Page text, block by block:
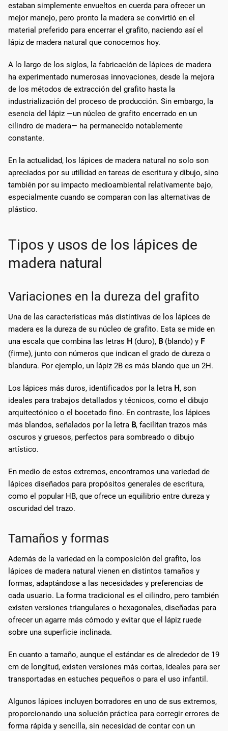
estaban simplemente envueltos en cuerda para ofrecer un
mejor manejo, pero pronto la madera se convirtió en el
material preferido para encerrar el grafito, naciendo así el
lápiz de madera natural que conocemos hoy.
A lo largo de los siglos, la fabricación de lápices de madera
ha experimentado numerosas innovaciones, desde la mejora
de los métodos de extracción del grafito hasta la
industrialización del proceso de producción. Sin embargo, la
esencia del lápiz —un núcleo de grafito encerrado en un
cilindro de madera— ha permanecido notablemente
constante.
En la actualidad, los lápices de madera natural no solo son
apreciados por su utilidad en tareas de escritura y dibujo, sino
también por su impacto medioambiental relativamente bajo,
especialmente cuando se comparan con las alternativas de
plástico.
Tipos y usos de los lápices de
madera natural
Variaciones en la dureza del grafito
Una de las características más distintivas de los lápices de
madera es la dureza de su núcleo de grafito. Esta se mide en
una escala que combina las letras H (duro), B (blando) y F
(firme), junto con números que indican el grado de dureza o
blandura. Por ejemplo, un lápiz 2B es más blando que un 2H.
Los lápices más duros, identificados por la letra H, son
ideales para trabajos detallados y técnicos, como el dibujo
arquitectónico o el bocetado fino. En contraste, los lápices
más blandos, señalados por la letra B, facilitan trazos más
oscuros y gruesos, perfectos para sombreado o dibujo
artístico.
En medio de estos extremos, encontramos una variedad de
lápices diseñados para propósitos generales de escritura,
como el popular HB, que ofrece un equilibrio entre dureza y
oscuridad del trazo.
Tamaños y formas
Además de la variedad en la composición del grafito, los
lápices de madera natural vienen en distintos tamaños y
formas, adaptándose a las necesidades y preferencias de
cada usuario. La forma tradicional es el cilindro, pero también
existen versiones triangulares o hexagonales, diseñadas para
ofrecer un agarre más cómodo y evitar que el lápiz ruede
sobre una superficie inclinada.
En cuanto a tamaño, aunque el estándar es de alrededor de 19
cm de longitud, existen versiones más cortas, ideales para ser
transportadas en estuches pequeños o para el uso infantil.
Algunos lápices incluyen borradores en uno de sus extremos,
proporcionando una solución práctica para corregir errores de
forma rápida y sencilla, sin necesidad de contar con un